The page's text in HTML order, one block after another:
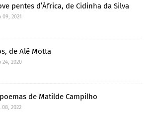
pentes d’África, de Cidinha da Silva
09, 2021
de Alê Motta
24, 2020
de Matilde Campilho
2022